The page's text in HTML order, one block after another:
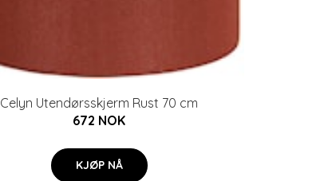
Celyn Utendørsskjerm Rust 70 cm
672 NOK
KJØP NÅ